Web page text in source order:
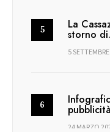
La
storno
5
24 MARZO